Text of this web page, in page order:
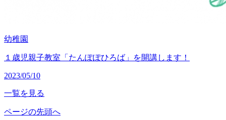
幼稚園
１歳児親子教室「たんぽぽひろば」を開講します！
2023/05/10
一覧を見る
ページの先頭へ